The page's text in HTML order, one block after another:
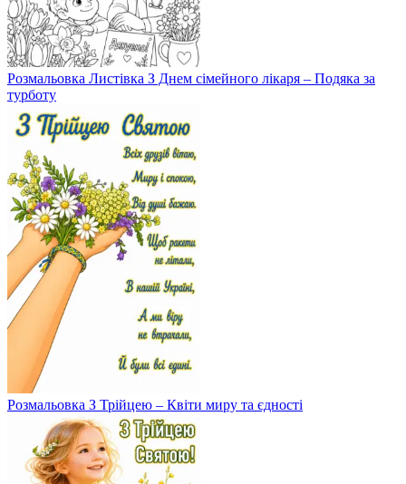
Розмальовка Листівка З Днем сімейного лікаря – Подяка за
турботу
Розмальовка З Трійцею – Квіти миру та єдності